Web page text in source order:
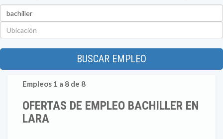
BUSCAR EMPLEO
Empleos 1 a 8 de 8
OFERTAS DE EMPLEO BACHILLER EN
LARA